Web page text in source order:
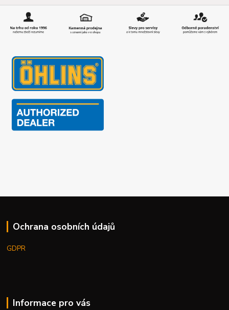
Ochrana osobních údajů
GDPR
Informace pro vás